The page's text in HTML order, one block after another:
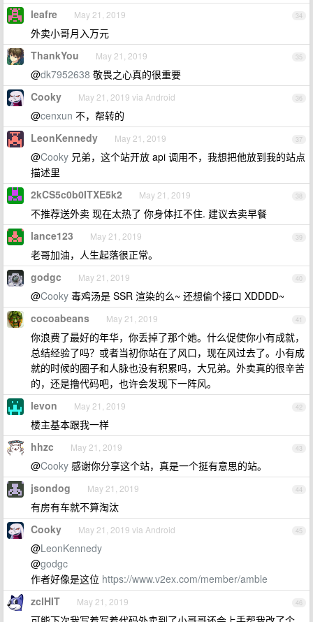
34
leafre May 21, 2019
外卖小哥月入万元
35
ThankYou May 21, 2019
@dk7952638 敬畏之心真的很重要
36
Cooky May 21, 2019 via Android
@cenxun 不，帮转的
37
LeonKennedy May 21, 2019
@Cooky 兄弟，这个站开放 api 调用不，我想把他放到我的站点
描述里
38
2kCS5c0b0ITXE5k2 May 21, 2019
不推荐送外卖 现在太热了 你身体扛不住. 建议去卖早餐
39
lance123 May 21, 2019
老哥加油，人生起落很正常。
40
godgc May 21, 2019
@Cooky 毒鸡汤是 SSR 渲染的么~ 还想偷个接口 XDDDD~
41
cocoabeans May 21, 2019
你浪费了最好的年华，你丢掉了那个她。什么促使你小有成就，
总结经验了吗？或者当初你站在了风口，现在风过去了。小有成
就的时候的圈子和人脉也没有积累吗，大兄弟。外卖真的很辛苦
的，还是撸代码吧，也许会发现下一阵风。
42
levon May 21, 2019
楼主基本跟我一样
43
hhzc May 21, 2019
@Cooky 感谢你分享这个站，真是一个挺有意思的站。
44
jsondog May 21, 2019
有房有车就不算淘汰
45
Cooky May 21, 2019 via Android
@LeonKennedy
@godgc
作者好像是这位 https://www.v2ex.com/member/amble
46
zclHIT May 21, 2019